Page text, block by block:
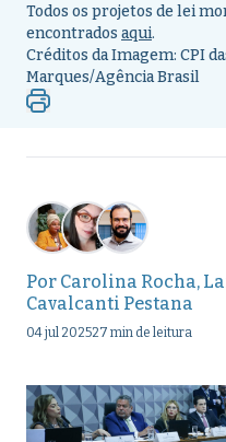
Todos os projetos de lei
encontrados aqui.
Créditos da Imagem: CPI
Marques/Agência Brasil
Por Carolina Rocha,
Cavalcanti Pestana
04 jul 202527 min de leitura